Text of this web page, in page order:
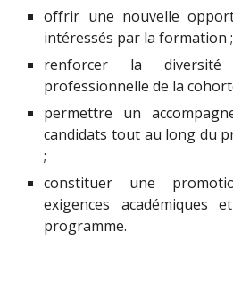
offrir une nouvelle
intéressés par la formation ;
renforcer la diversité
professionnelle de la
permettre un
candidats tout au long du
;
constituer une
exigences académiques
programme.